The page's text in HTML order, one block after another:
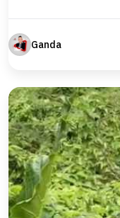
Ganda